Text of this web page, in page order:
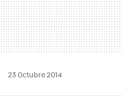
23 Octubre 2014